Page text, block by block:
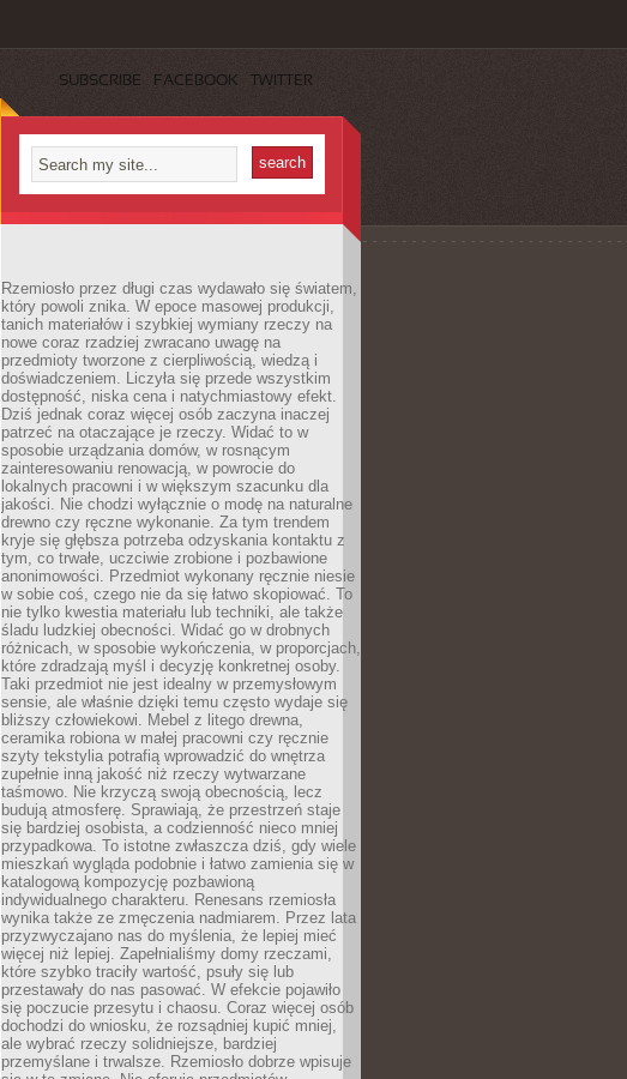
SUBSCRIBE FACEBOOK TWITTER
Rzemiosło przez długi czas wydawało się światem,
który powoli znika. W epoce masowej produkcji,
tanich materiałów i szybkiej wymiany rzeczy na
nowe coraz rzadziej zwracano uwagę na
przedmioty tworzone z cierpliwością, wiedzą i
doświadczeniem. Liczyła się przede wszystkim
dostępność, niska cena i natychmiastowy efekt.
Dziś jednak coraz więcej osób zaczyna inaczej
patrzeć na otaczające je rzeczy. Widać to w
sposobie urządzania domów, w rosnącym
zainteresowaniu renowacją, w powrocie do
lokalnych pracowni i w większym szacunku dla
jakości. Nie chodzi wyłącznie o modę na naturalne
drewno czy ręczne wykonanie. Za tym trendem
kryje się głębsza potrzeba odzyskania kontaktu z
tym, co trwałe, uczciwie zrobione i pozbawione
anonimowości. Przedmiot wykonany ręcznie niesie
w sobie coś, czego nie da się łatwo skopiować. To
nie tylko kwestia materiału lub techniki, ale także
śladu ludzkiej obecności. Widać go w drobnych
różnicach, w sposobie wykończenia, w proporcjach,
które zdradzają myśl i decyzję konkretnej osoby.
Taki przedmiot nie jest idealny w przemysłowym
sensie, ale właśnie dzięki temu często wydaje się
bliższy człowiekowi. Mebel z litego drewna,
ceramika robiona w małej pracowni czy ręcznie
szyty tekstylia potrafią wprowadzić do wnętrza
zupełnie inną jakość niż rzeczy wytwarzane
taśmowo. Nie krzyczą swoją obecnością, lecz
budują atmosferę. Sprawiają, że przestrzeń staje
się bardziej osobista, a codzienność nieco mniej
przypadkowa. To istotne zwłaszcza dziś, gdy wiele
mieszkań wygląda podobnie i łatwo zamienia się w
katalogową kompozycję pozbawioną
indywidualnego charakteru. Renesans rzemiosła
wynika także ze zmęczenia nadmiarem. Przez lata
przyzwyczajano nas do myślenia, że lepiej mieć
więcej niż lepiej. Zapełnialiśmy domy rzeczami,
które szybko traciły wartość, psuły się lub
przestawały do nas pasować. W efekcie pojawiło
się poczucie przesytu i chaosu. Coraz więcej osób
dochodzi do wniosku, że rozsądniej kupić mniej,
ale wybrać rzeczy solidniejsze, bardziej
przemyślane i trwalsze. Rzemiosło dobrze wpisuje